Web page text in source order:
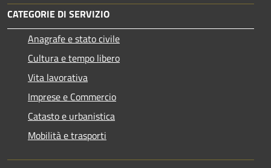
CATEGORIE DI SERVIZIO
Anagrafe e stato civile
Cultura e tempo libero
Vita lavorativa
Imprese e Commercio
Catasto e urbanistica
Mobilità e trasporti